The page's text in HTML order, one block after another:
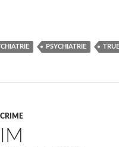
Wahre Fälle einer
PSYCHIATRIE